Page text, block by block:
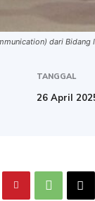
dari Bidang
TANGGAL
26 April